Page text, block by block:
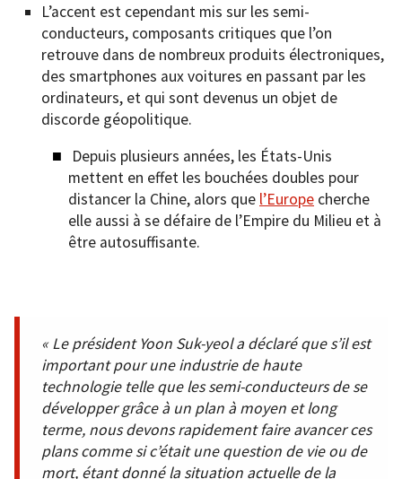
L’accent est cependant mis sur les semi-
conducteurs, composants critiques que l’on
retrouve dans de nombreux produits électroniques,
des smartphones aux voitures en passant par les
ordinateurs, et qui sont devenus un objet de
discorde géopolitique.
Depuis plusieurs années, les États-Unis
mettent en effet les bouchées doubles pour
distancer la Chine, alors que l’Europe cherche
elle aussi à se défaire de l’Empire du Milieu et à
être autosuffisante.
« Le président Yoon Suk-yeol a déclaré que s’il est
important pour une industrie de haute
technologie telle que les semi-conducteurs de se
développer grâce à un plan à moyen et long
terme, nous devons rapidement faire avancer ces
plans comme si c’était une question de vie ou de
mort, étant donné la situation actuelle de la